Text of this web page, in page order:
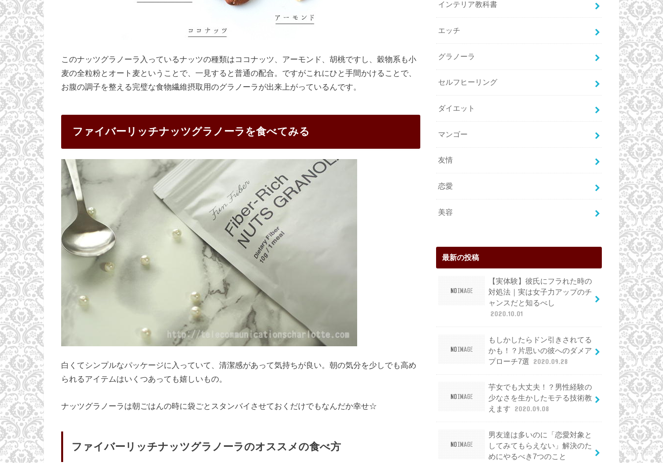
このナッツグラノーラ入っているナッツの種類はココナッツ、アーモンド、胡桃ですし、穀物系も小
麦の全粒粉とオート麦ということで、一見すると普通の配合。ですがこれにひと手間かけることで、
お腹の調子を整える完璧な食物繊維摂取用のグラノーラが出来上がっているんです。
ファイバーリッチナッツグラノーラを食べてみる
白くてシンプルなパッケージに入っていて、清潔感があって気持ちが良い。朝の気分を少しでも高め
られるアイテムはいくつあっても嬉しいもの。
ナッツグラノーラは朝ごはんの時に袋ごとスタンバイさせておくだけでもなんだか幸せ☆
ファイバーリッチナッツグラノーラのオススメの食べ方
インテリア教科書
エッチ
グラノーラ
セルフヒーリング
ダイエット
マンゴー
友情
恋愛
美容
最新の投稿
【実体験】彼氏にフラれた時の
対処法｜実は女子力アップのチ
ャンスだと知るべし
2020.10.01
もしかしたらドン引きされてる
かも！？片思いの彼へのダメア
プローチ7選
2020.09.28
芋女でも大丈夫！？男性経験の
少なさを生かしたモテる技術教
えます
2020.09.08
男友達は多いのに「恋愛対象と
してみてもらえない」解決のた
めにやるべき7つのこと